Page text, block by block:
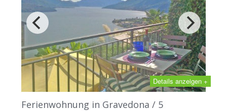
Details anzeigen +
Ferienwohnung in Gravedona / 5